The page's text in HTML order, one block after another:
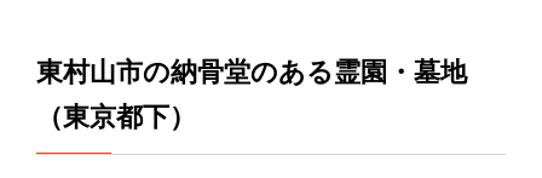
東村山市の納骨堂のある霊園・墓地
（東京都下）